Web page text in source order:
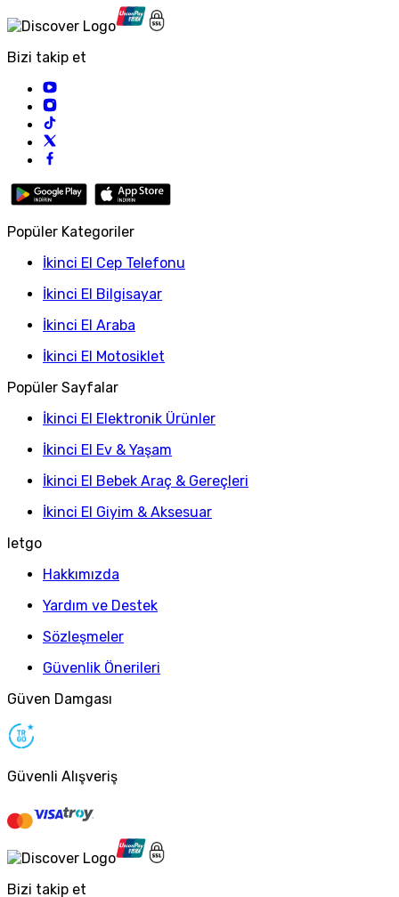
Bizi takip et
Popüler Kategoriler
İkinci El Cep Telefonu
İkinci El Bilgisayar
İkinci El Araba
İkinci El Motosiklet
Popüler Sayfalar
İkinci El Elektronik Ürünler
İkinci El Ev & Yaşam
İkinci El Bebek Araç & Gereçleri
İkinci El Giyim & Aksesuar
letgo
Hakkımızda
Yardım ve Destek
Sözleşmeler
Güvenlik Önerileri
Güven Damgası
Güvenli Alışveriş
Bizi takip et